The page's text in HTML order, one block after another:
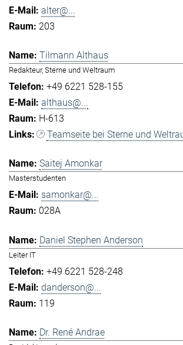
alter@...
203
Tilmann Althaus
Redakteur, Sterne und Weltraum
+49 6221 528-155
althaus@...
H-613
Teamseite bei Sterne und
Saitej Amonkar
Masterstudenten
samonkar@...
028A
Daniel Stephen Anderson
Leiter IT
+49 6221 528-248
danderson@...
119
Dr. René Andrae